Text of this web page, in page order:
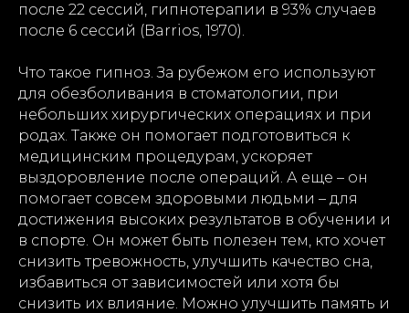
после 22 сессий, гипнотерапии в 93% случаев
после 6 сессий (Barrios, 1970).
Что такое гипноз. За рубежом его используют
для обезболивания в стоматологии, при
небольших хирургических операциях и при
родах. Также он помогает подготовиться к
медицинским процедурам, ускоряет
выздоровление после операций. А еще – он
помогает совсем здоровыми людьми – для
достижения высоких результатов в обучении и
в спорте. Он может быть полезен тем, кто хочет
снизить тревожность, улучшить качество сна,
избавиться от зависимостей или хотя бы
снизить их влияние. Можно улучшить память и